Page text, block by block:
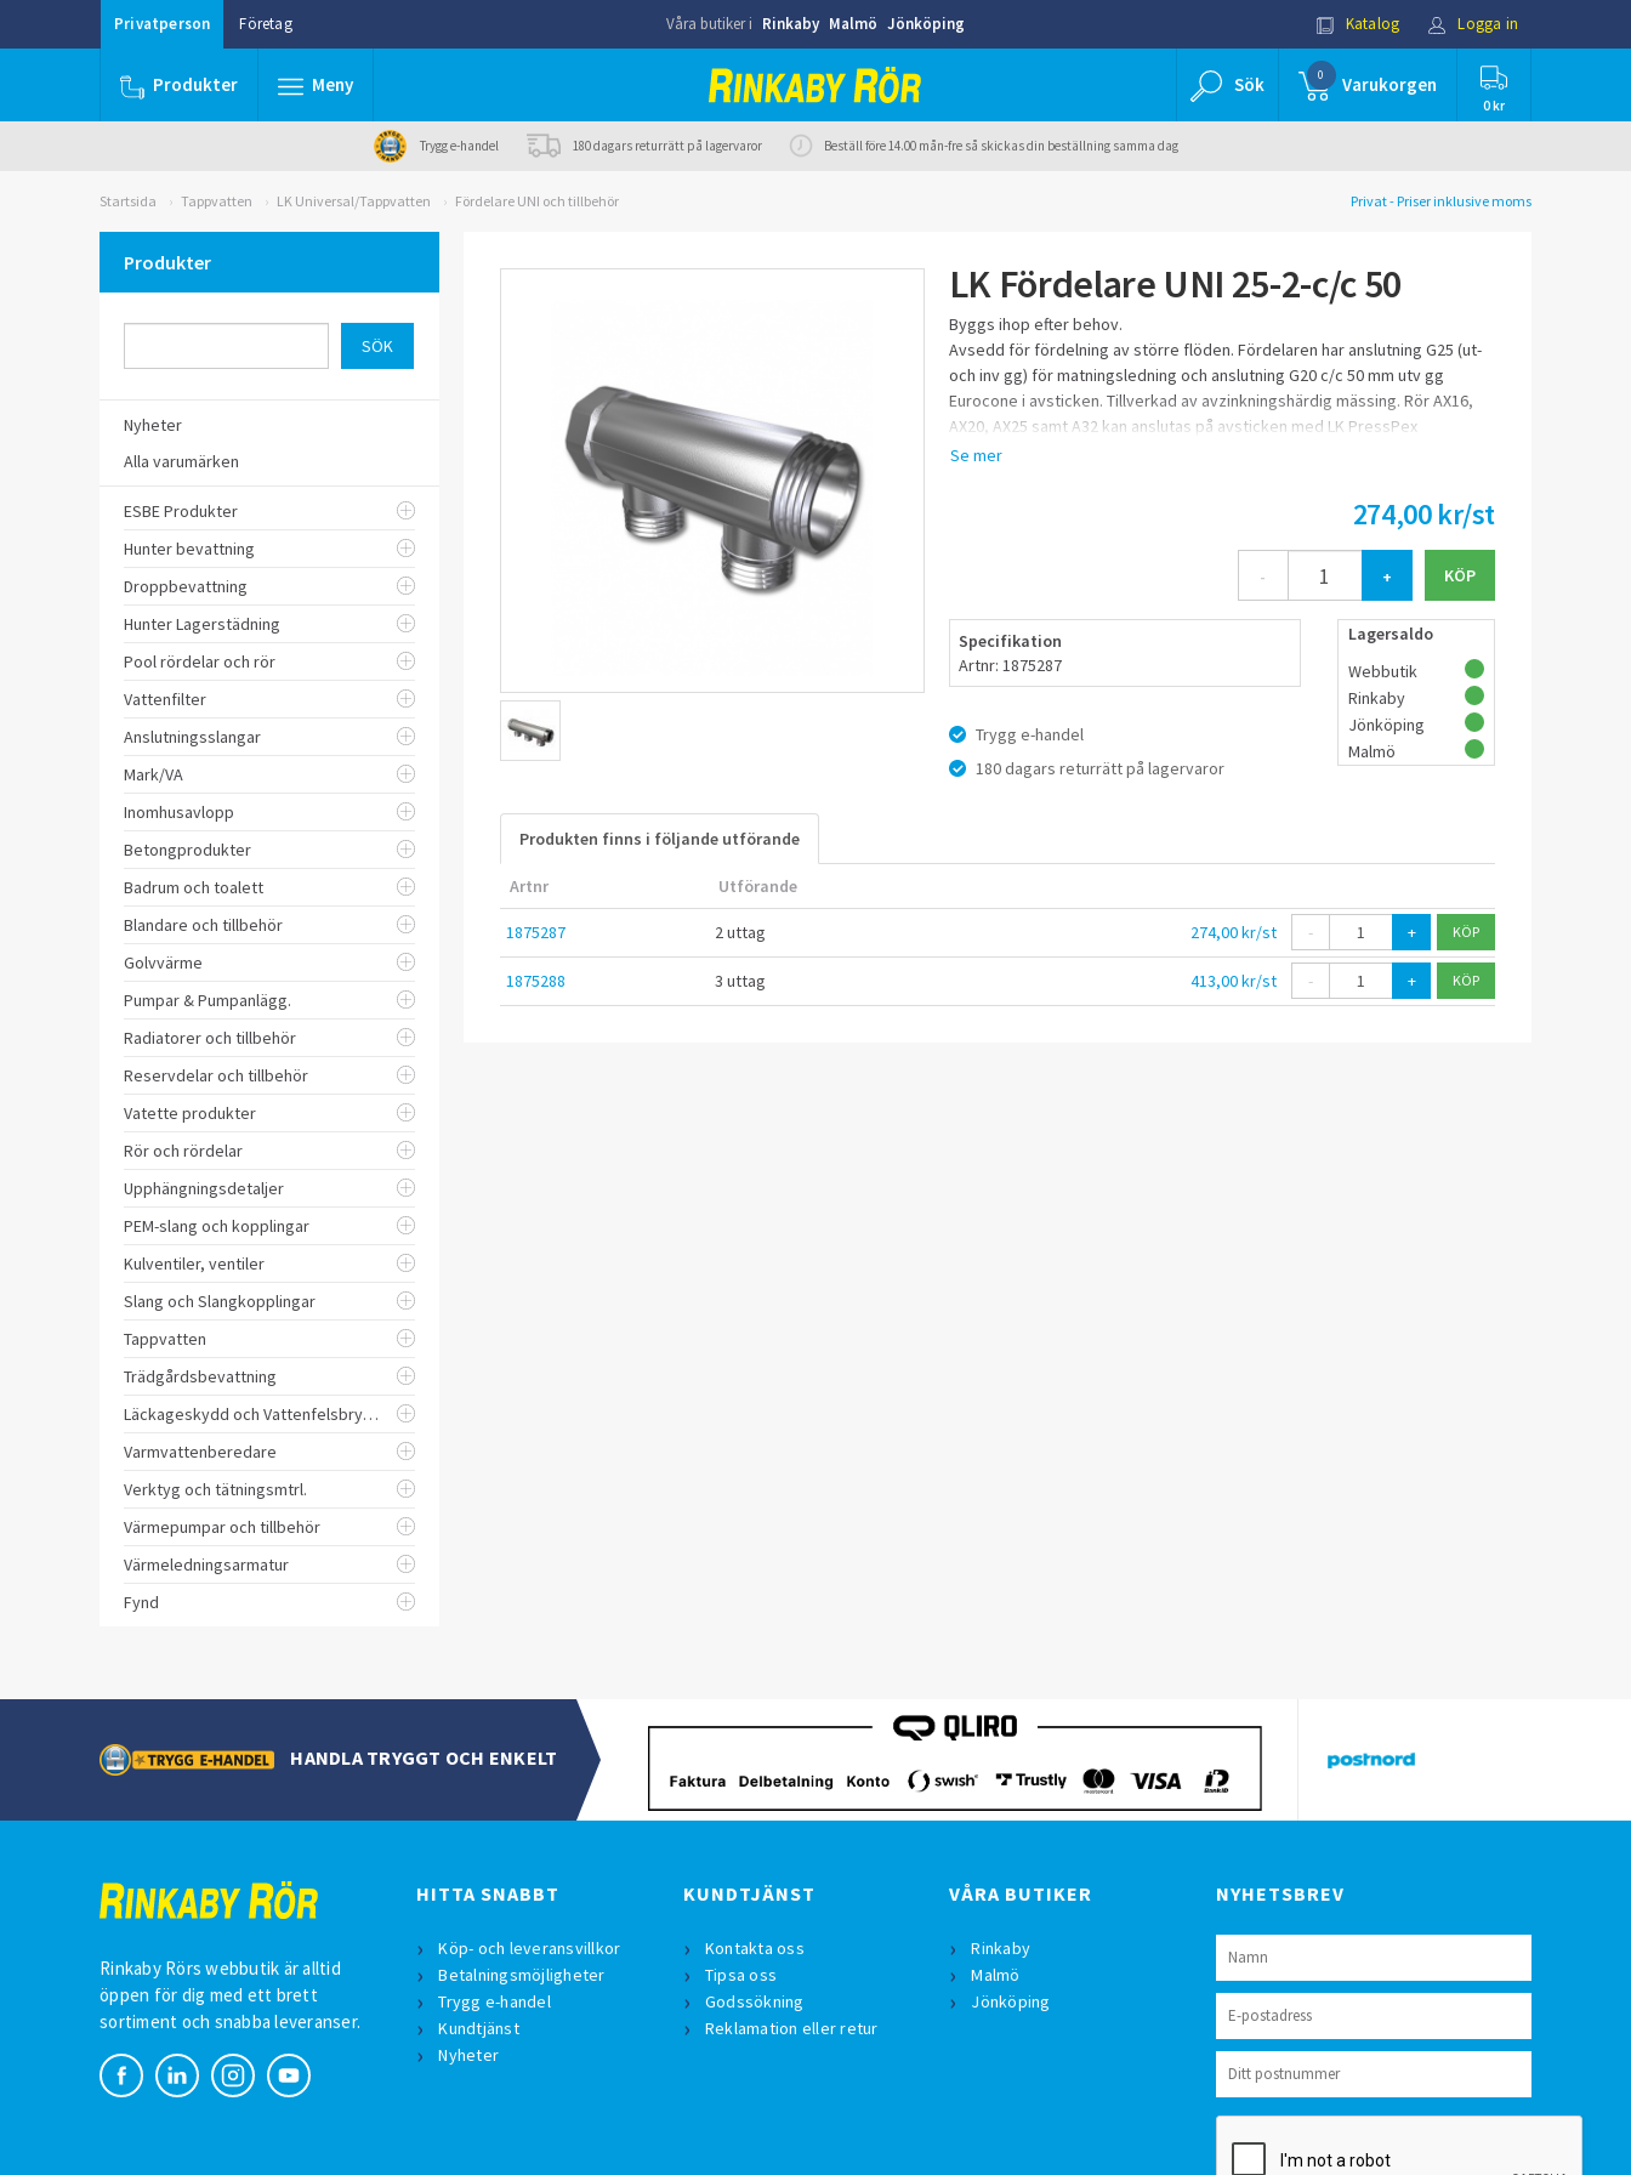
Privatperson Företag Våra butiker i Rinkaby Malmö Jönköping Katalog Logga in
Produkter Meny Sök 0 Varukorgen
0 kr
Trygg e-handel 180 dagars returrätt på lagervaror Beställ före 14.00 mån-fre så skickas din beställning samma dag
Startsida Tappvatten LK Universal/Tappvatten Fördelare UNI och tillbehör Privat - Priser inklusive moms
Produkter
Nyheter
Alla varumärken
ESBE Produkter
Hunter bevattning
Droppbevattning
Hunter Lagerstädning
Pool rördelar och rör
Vattenfilter
Anslutningsslangar
Mark/VA
Inomhusavlopp
Betongprodukter
Badrum och toalett
Blandare och tillbehör
Golvvärme
Pumpar & Pumpanlägg.
Radiatorer och tillbehör
Reservdelar och tillbehör
Vatette produkter
Rör och rördelar
Upphängningsdetaljer
PEM-slang och kopplingar
Kulventiler, ventiler
Slang och Slangkopplingar
Tappvatten
Trädgårdsbevattning
Läckageskydd och Vattenfelsbrytare
Varmvattenberedare
Verktyg och tätningsmtrl.
Värmepumpar och tillbehör
Värmeledningsarmatur
Fynd
LK Fördelare UNI 25-2-c/c 50
Byggs ihop efter behov.
Avsedd för fördelning av större flöden. Fördelaren har anslutning G25 (ut-
och inv gg) för matningsledning och anslutning G20 c/c 50 mm utv gg
Eurocone i avsticken. Tillverkad av avzinkningshärdig mässing. Rör AX16,
AX20, AX25 samt A32 kan anslutas på avsticken med LK PressPex
Pressanslutningskoppling och för vissa dimensioner med LK
274,00 kr/st
- +
Specifikation
Artnr: 1875287
Trygg e-handel
180 dagars returrätt på lagervaror
Lagersaldo
Webbutik
Rinkaby
Jönköping
Malmö
Produkten finns i följande utförande
Artnr Utförande
1875287 2 uttag 274,00 kr/st - +
1875288 3 uttag 413,00 kr/st - +
HANDLA TRYGGT OCH ENKELT
Rinkaby Rörs webbutik är alltid
öppen för dig med ett brett
sortiment och snabba leveranser.
HITTA SNABBT
Köp- och leveransvillkor
Betalningsmöjligheter
Trygg e-handel
Kundtjänst
Nyheter
KUNDTJÄNST
Kontakta oss
Tipsa oss
Godssökning
Reklamation eller retur
VÅRA BUTIKER
Rinkaby
Malmö
Jönköping
NYHETSBREV